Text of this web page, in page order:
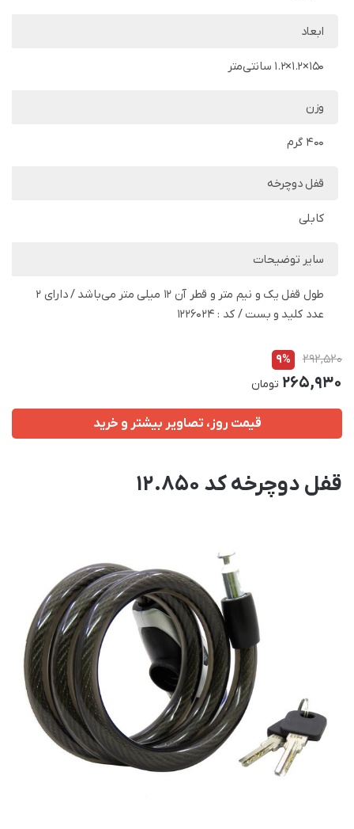
ابعاد
150×1.2×1.2 سانتی‌متر
وزن
400 گرم
قفل دوچرخه
کابلی
سایر توضیحات
طول قفل یک و نیم متر و قطر آن 12 میلی متر می‌باشد / دارای 2
عدد کلید و بست / کد : 1226024
292,520
9%
265,930 تومان
قیمت روز، تصاویر بیشتر و خرید
قفل دوچرخه کد 12.850